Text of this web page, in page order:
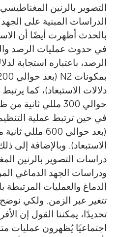
التي تعتمد على التواصل مع
تعتمد على التواصل مع
بالاستبعاد الاجتماعي من
الدماغي المرتبط بالحدث
للوجه والتصوير باستخدام
الوظيفي بالإضافة إلى
والذاتية. وأقوم حاليًا
الاجتماعية للفضول
الإيجابية التي تحدث عند
*
مرحبًا! خلال السنوات
شغوفة بالموضوعات
والسياسة. وعادة ما
واكتساب المعرفة، وفي
الإنترنت.
التصوير بالرنين
الدراسات المبنية على
بالحدث أظهرت أيضًا أن
في حدوث عمليات الرصد
الرصد، باعتباره استجابة
حوالي 300 مللي
في حين ترتبط عملية
(بعد حوالي 600
الاستبعاد). وبالإضافة
دراسات التصوير بالرنين
ودراسات الجهد الدماغي
الدماغ والعمليات المرتبطة
تتغير عبر الزمن. ولكي نوضح
تحديدًا، يمكننا القول إن
اجتماعيًا يُظهرون عمليات